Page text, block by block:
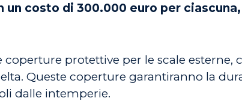
costo di 300.000 euro per
protettive per le scale esterne,
Queste coperture garantiranno la
dalle intemperie.